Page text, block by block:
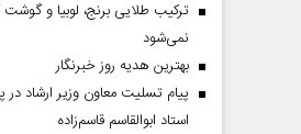
ترکیب طلایی برنج، لوبیا و
نمی‌شود
بهترین هدیه روز خبرنگار
پیام تسلیت معاون وزیر ارشاد
استاد ابوالقاسم قاسم‌زاده